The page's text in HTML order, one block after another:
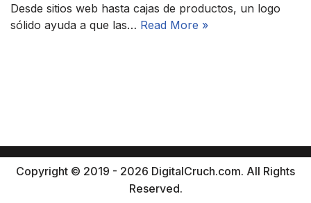
Desde sitios web hasta cajas de productos, un logo
sólido ayuda a que las… Read More »
Copyright © 2019 - 2026 DigitalCruch.com. All Rights
Reserved.